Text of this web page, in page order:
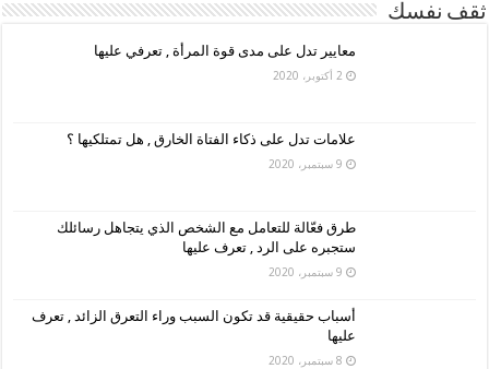
ثقف نفسك
معايير تدل على مدى قوة المرأة , تعرفي عليها
2 أكتوبر، 2020
علامات تدل على ذكاء الفتاة الخارق , هل تمتلكيها ؟
9 سبتمبر، 2020
طرق فعّالة للتعامل مع الشخص الذي يتجاهل رسائلك
ستجبره على الرد , تعرف عليها
9 سبتمبر، 2020
أسباب حقيقية قد تكون السبب وراء التعرق الزائد , تعرف
عليها
8 سبتمبر، 2020